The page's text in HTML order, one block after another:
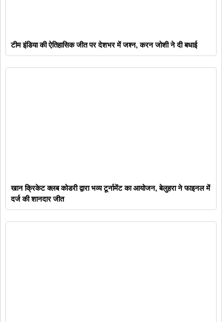
टीम इंडिया की ऐतिहासिक जीत पर देशभर में जश्न, करन जोशी ने दी बधाई
खान क्रिकेट क्लब कोडरी द्वारा भव्य टूर्नामेंट का आयोजन, बेलुहरा ने फाइनल में
दर्ज की शानदार जीत